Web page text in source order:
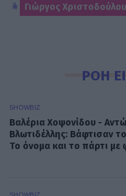
Γιώργος Χριστοδούλου
ΡΟΗ
SHOWBIZ
Βαλέρια Χοψονίδου -
Βλωτιδέλλης: Βάφτισαν
Το όνομα και το πάρτι με